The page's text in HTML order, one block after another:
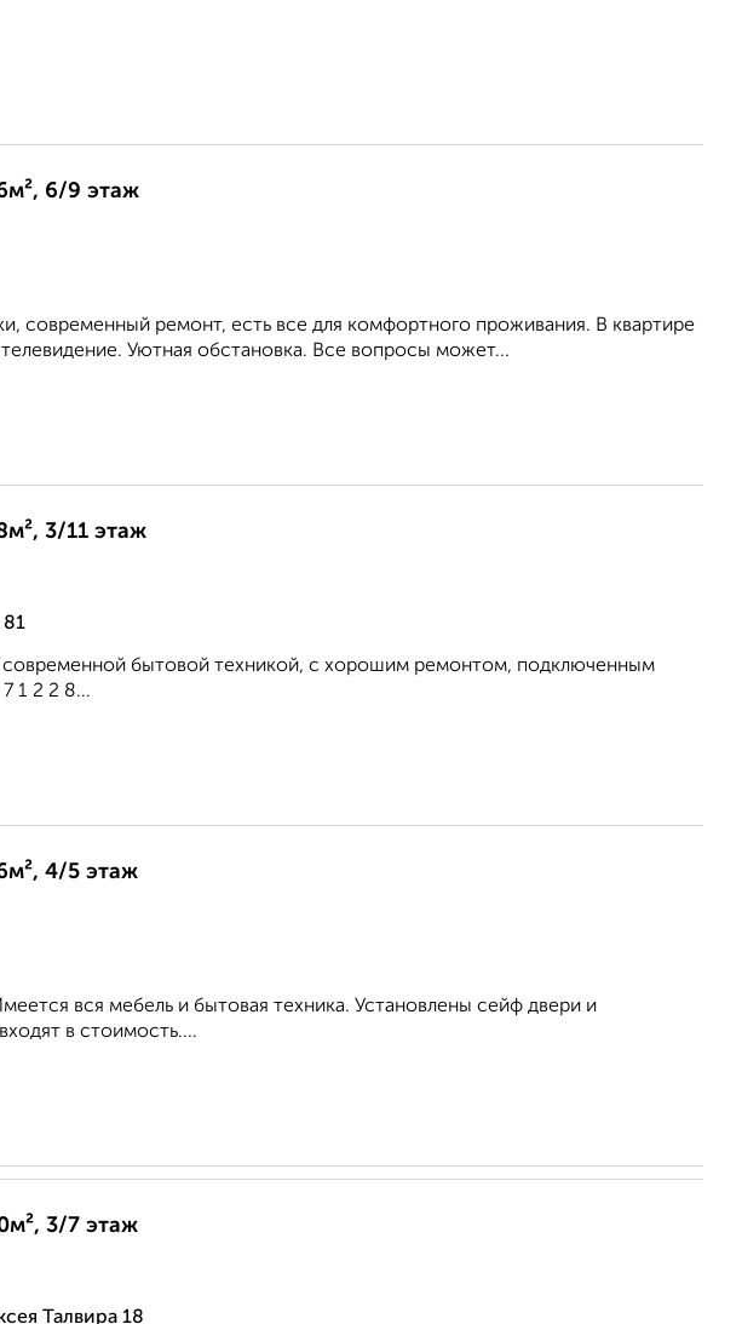
6/9 этаж
современный ремонт, есть все для комфортного проживания. В квартире
Уютная обстановка. Все вопросы может...
3/11 этаж
современной бытовой техникой, с хорошим ремонтом, подключенным
1 2 2 8...
4/5 этаж
вся мебель и бытовая техника. Установлены сейф двери и
в стоимость....
3/7 этаж
Талвира 18